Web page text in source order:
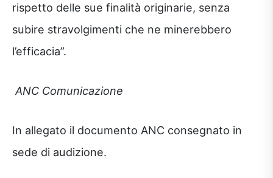
rispetto delle sue finalità originarie, senza
subire stravolgimenti che ne minerebbero
l’efficacia”.
ANC Comunicazione
In allegato il documento ANC consegnato in
sede di audizione.